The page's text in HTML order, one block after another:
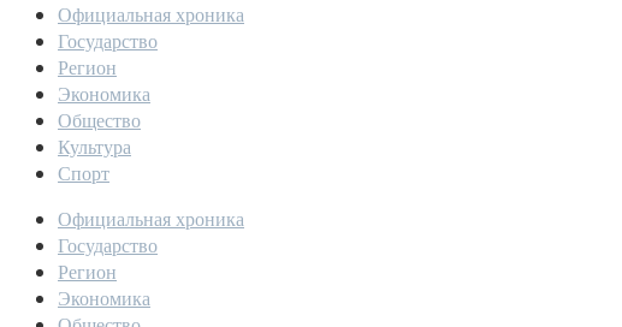
Официальная хроника
Государство
Регион
Экономика
Общество
Культура
Спорт
Официальная хроника
Государство
Регион
Экономика